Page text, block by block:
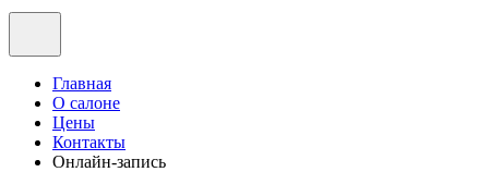
Главная
О салоне
Цены
Контакты
Онлайн-запись